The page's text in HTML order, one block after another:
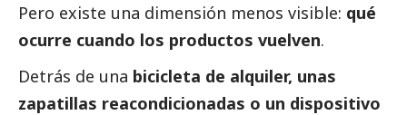
Pero existe una dimensión menos visible: qué
ocurre cuando los productos vuelven.
Detrás de una bicicleta de alquiler, unas
zapatillas reacondicionadas o un dispositivo